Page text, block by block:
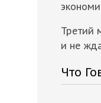
Третий
и не
Что